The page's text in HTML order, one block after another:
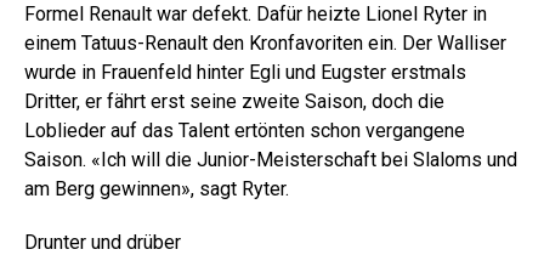
Formel Renault war defekt. Dafür heizte Lionel Ryter in
einem Tatuus-Renault den Kronfavoriten ein. Der Walliser
wurde in Frauenfeld hinter Egli und Eugster erstmals
Dritter, er fährt erst seine zweite Saison, doch die
Loblieder auf das Talent ertönten schon vergangene
Saison. «Ich will die Junior-Meisterschaft bei Slaloms und
am Berg gewinnen», sagt Ryter.
Drunter und drüber